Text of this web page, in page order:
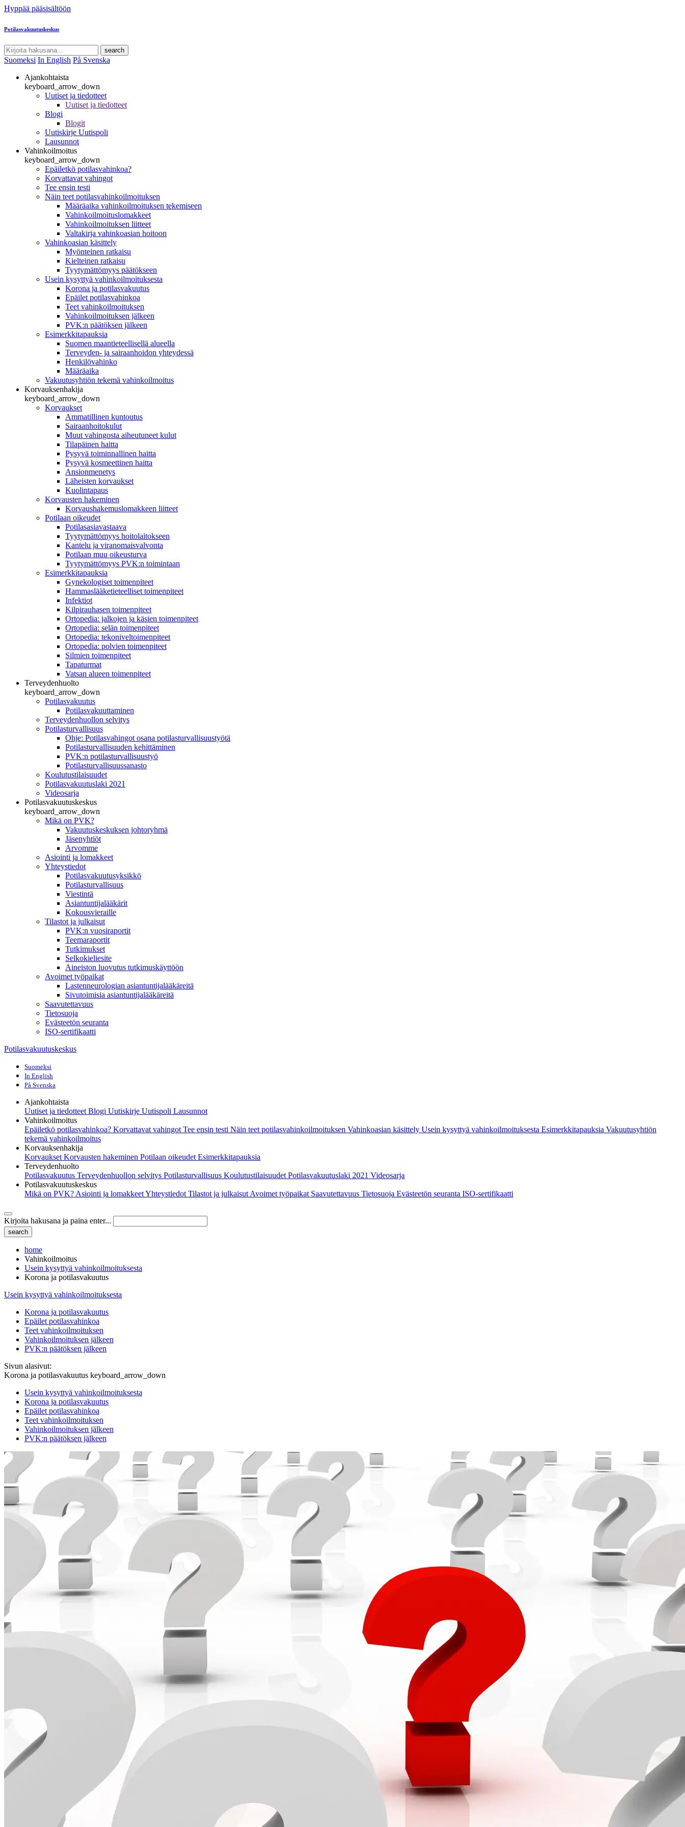
Hyppää pääsisältöön
Potilasvakuutuskeskus
search
Suomeksi In English På Svenska
Ajankohtaista
keyboard_arrow_down
Uutiset ja tiedotteet
Uutiset ja tiedotteet
Blogi
Blogit
Uutiskirje Uutispoli
Lausunnot
Vahinkoilmoitus
keyboard_arrow_down
Epäiletkö potilasvahinkoa?
Korvattavat vahingot
Tee ensin testi
Näin teet potilasvahinkoilmoituksen
Määräaika vahinkoilmoituksen tekemiseen
Vahinkoilmoituslomakkeet
Vahinkoilmoituksen liitteet
Valtakirja vahinkoasian hoitoon
Vahinkoasian käsittely
Myönteinen ratkaisu
Kielteinen ratkaisu
Tyytymättömyys päätökseen
Usein kysyttyä vahinkoilmoituksesta
Korona ja potilasvakuutus
Epäilet potilasvahinkoa
Teet vahinkoilmoituksen
Vahinkoilmoituksen jälkeen
PVK:n päätöksen jälkeen
Esimerkkitapauksia
Suomen maantieteellisellä alueella
Terveyden- ja sairaanhoidon yhteydessä
Henkilövahinko
Määräaika
Vakuutusyhtiön tekemä vahinkoilmoitus
Korvauksenhakija
keyboard_arrow_down
Korvaukset
Ammatillinen kuntoutus
Sairaanhoitokulut
Muut vahingosta aiheutuneet kulut
Tilapäinen haitta
Pysyvä toiminnallinen haitta
Pysyvä kosmeettinen haitta
Ansionmenetys
Läheisten korvaukset
Kuolintapaus
Korvausten hakeminen
Korvaushakemuslomakkeen liitteet
Potilaan oikeudet
Potilasasiavastaava
Tyytymättömyys hoitolaitokseen
Kantelu ja viranomaisvalvonta
Potilaan muu oikeusturva
Tyytymättömyys PVK:n toimintaan
Esimerkkitapauksia
Gynekologiset toimenpiteet
Hammaslääketieteelliset toimenpiteet
Infektiot
Kilpirauhasen toimenpiteet
Ortopedia: jalkojen ja käsien toimenpiteet
Ortopedia: selän toimenpiteet
Ortopedia: tekoniveltoimenpiteet
Ortopedia: polvien toimenpiteet
Silmien toimenpiteet
Tapaturmat
Vatsan alueen toimenpiteet
Terveydenhuolto
keyboard_arrow_down
Potilasvakuutus
Potilasvakuuttaminen
Terveydenhuollon selvitys
Potilasturvallisuus
Ohje: Potilasvahingot osana potilasturvallisuustyötä
Potilasturvallisuuden kehittäminen
PVK:n potilasturvallisuustyö
Potilasturvallisuussanasto
Koulutustilaisuudet
Potilasvakuutuslaki 2021
Videosarja
Potilasvakuutuskeskus
keyboard_arrow_down
Mikä on PVK?
Vakuutuskeskuksen johtoryhmä
Jäsenyhtiöt
Arvomme
Asiointi ja lomakkeet
Yhteystiedot
Potilasvakuutusyksikkö
Potilasturvallisuus
Viestintä
Asiantuntijalääkärit
Kokousvieraille
Tilastot ja julkaisut
PVK:n vuosiraportit
Teemaraportit
Tutkimukset
Selkokieliesite
Aineiston luovutus tutkimuskäyttöön
Avoimet työpaikat
Lastenneurologian asiantuntijalääkäreitä
Sivutoimisia asiantuntijalääkäreitä
Saavutettavuus
Tietosuoja
Evästeetön seuranta
ISO-sertifikaatti
Potilasvakuutuskeskus
Suomeksi
In English
På Svenska
Ajankohtaista
Uutiset ja tiedotteet Blogi Uutiskirje Uutispoli Lausunnot
Vahinkoilmoitus
Epäiletkö potilasvahinkoa? Korvattavat vahingot Tee ensin testi Näin teet potilasvahinkoilmoituksen Vahinkoasian käsittely Usein kysyttyä vahinkoilmoituksesta Esimerkkitapauksia Vakuutusyhtiön
tekemä vahinkoilmoitus
Korvauksenhakija
Korvaukset Korvausten hakeminen Potilaan oikeudet Esimerkkitapauksia
Terveydenhuolto
Potilasvakuutus Terveydenhuollon selvitys Potilasturvallisuus Koulutustilaisuudet Potilasvakuutuslaki 2021 Videosarja
Potilasvakuutuskeskus
Mikä on PVK? Asiointi ja lomakkeetYhteystiedot Tilastot ja julkaisut Avoimet työpaikat Saavutettavuus Tietosuoja Evästeetön seuranta ISO-sertifikaatti
Kirjoita hakusana ja paina enter...
home
Vahinkoilmoitus
Usein kysyttyä vahinkoilmoituksesta
Korona ja potilasvakuutus
Usein kysyttyä vahinkoilmoituksesta
Korona ja potilasvakuutus
Epäilet potilasvahinkoa
Teet vahinkoilmoituksen
Vahinkoilmoituksen jälkeen
PVK:n päätöksen jälkeen
Sivun alasivut:
Korona ja potilasvakuutus keyboard_arrow_down
Usein kysyttyä vahinkoilmoituksesta
Korona ja potilasvakuutus
Epäilet potilasvahinkoa
Teet vahinkoilmoituksen
Vahinkoilmoituksen jälkeen
PVK:n päätöksen jälkeen